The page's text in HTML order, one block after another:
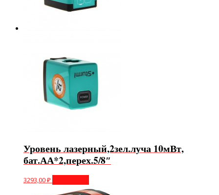
Уровень лазерный,2зел.луча 10мВт,
бат.АА*2,перех.5/8″
3293,00₽